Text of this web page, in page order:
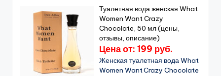
Туалетная вода женская What
Women Want Crazy
Chocolate, 50 мл (цены,
отзывы, описание)
Цена от: 199 руб.
Женская туалетная вода What
Women Want Crazy Chocolate